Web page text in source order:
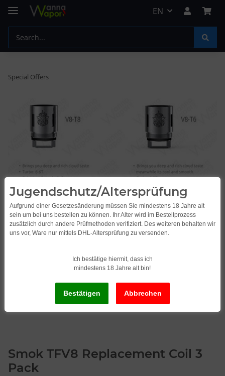
EN
Special Offers
Smok TFV8 Replacement Coil 3
Pack
Jugendschutz/Altersprüfung
Aufgrund einer Gesetzesänderung müssen Sie mindestens 18 Jahre alt
sein um bei uns bestellen zu können. Ihr Alter wird im Bestellprozess
zusätzlich durch andere Prüfmethoden verifiziert. Des weiteren behalten wir
uns vor, Ware nur mittels DHL-Altersprüfung zu versenden.
Ich bestätige hiermit, dass ich
mindestens 18 Jahre alt bin!